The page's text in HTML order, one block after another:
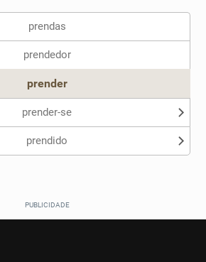
apresentados me ajudou
prendas
prendedor
prender
prender-se
prendido